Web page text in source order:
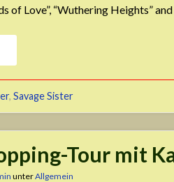
of Love”, “Wuthering Heights”
, Savage Sister
Tour mit
unterAllgemein